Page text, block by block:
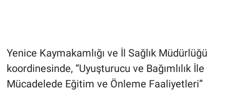
Yenice Kaymakamlığı ve İl Sağlık Müdürlüğü
koordinesinde, “Uyuşturucu ve Bağımlılık İle
Mücadelede Eğitim ve Önleme Faaliyetleri”